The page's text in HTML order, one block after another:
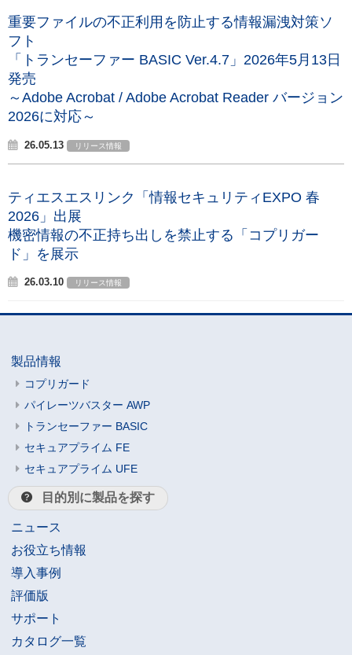
重要ファイルの不正利用を防止する情報漏洩対策ソ
フト
「トランセーファー BASIC Ver.4.7」2026年5月13日
発売
～Adobe Acrobat / Adobe Acrobat Reader バージョン
2026に対応～
26.05.13 リリース情報
ティエスエスリンク「情報セキュリティEXPO 春
2026」出展
機密情報の不正持ち出しを禁止する「コプリガー
ド」を展示
26.03.10 リリース情報
製品情報
コプリガード
パイレーツバスター AWP
トランセーファー BASIC
セキュアプライム FE
セキュアプライム UFE
目的別に製品を探す
ニュース
お役立ち情報
導入事例
評価版
サポート
カタログ一覧